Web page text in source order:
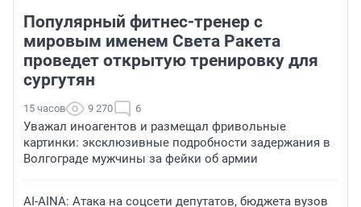
Популярный фитнес-тренер с
мировым именем Света Ракета
проведет открытую тренировку для
сургутян
15 часов 9 270 6
Уважал иноагентов и размещал фривольные
картинки: эксклюзивные подробности задержания в
Волгограде мужчины за фейки об армии
AI-AINA: Атака на соцсети депутатов, бюджета вузов